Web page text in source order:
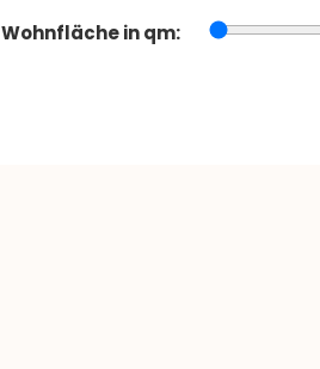
Wohnfläche in qm: